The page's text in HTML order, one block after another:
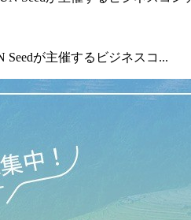
が主催するビジネスコ...